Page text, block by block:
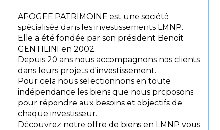
APOGEE PATRIMOINE est une société
spécialisée dans les investissements LMNP.
Elle a été fondée par son président Benoit
GENTILINI en 2002.
Depuis 20 ans nous accompagnons nos clients
dans leurs projets d'investissement.
Pour cela nous sélectionnons en toute
indépendance les biens que nous proposons
pour répondre aux besoins et objectifs de
chaque investisseur.
Découvrez notre offre de biens en LMNP vous